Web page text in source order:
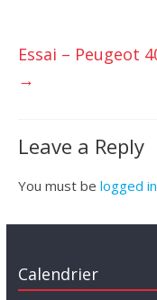
Essai – Peugeot
→
Leave a Reply
You must be logged in
Calendrier